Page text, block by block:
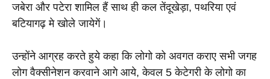
जबेरा और पटेरा शामिल हैं साथ ही कल तेंदूखेड़ा, पथरिया एवं
बटियागढ़ मे खोले जायेगें।
उन्होंने आग्रह करते हुये कहा कि लोगो को अवगत कराए सभी जगह
लोग वैक्सीनेशन करवाने आगे आये, केवल 5 केटेगरी के लोगो का